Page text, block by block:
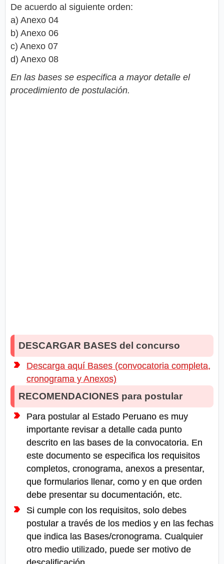
De acuerdo al siguiente orden:
a) Anexo 04
b) Anexo 06
c) Anexo 07
d) Anexo 08
En las bases se especifica a mayor detalle el
procedimiento de postulación.
DESCARGAR BASES del concurso
Descarga aquí Bases (convocatoria completa,
cronograma y Anexos)
RECOMENDACIONES para postular
Para postular al Estado Peruano es muy
importante revisar a detalle cada punto
descrito en las bases de la convocatoria. En
este documento se especifica los requisitos
completos, cronograma, anexos a presentar,
que formularios llenar, como y en que orden
debe presentar su documentación, etc.
Si cumple con los requisitos, solo debes
postular a través de los medios y en las fechas
que indica las Bases/cronograma. Cualquier
otro medio utilizado, puede ser motivo de